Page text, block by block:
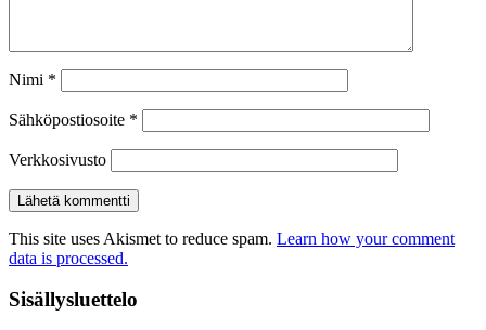
Nimi *
Sähköpostiosoite *
Verkkosivusto
This site uses Akismet to reduce spam. Learn how your comment
data is processed.
Sisällysluettelo